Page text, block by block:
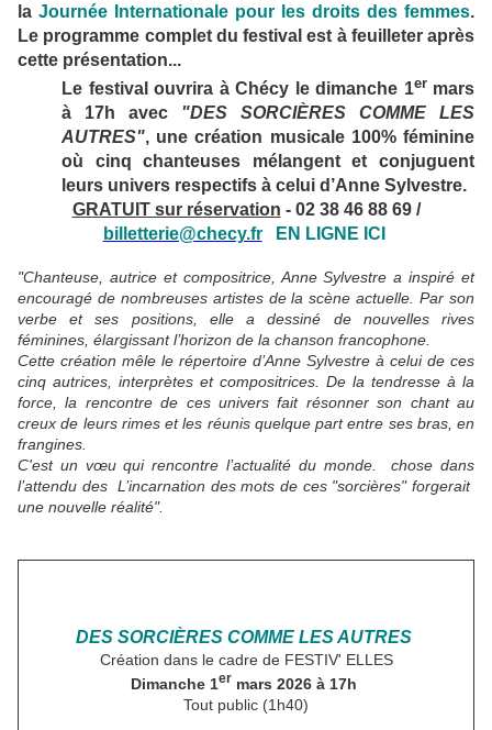
la Journée Internationale pour les droits des femmes.
Le programme complet du festival est à feuilleter après
cette présentation...
Le festival ouvrira à Chécy le dimanche 1ermars
à 17h avec "DES SORCIÈRES COMME LES
AUTRES", une création musicale 100% féminine
où cinq chanteuses mélangent et conjuguent
leurs univers respectifs à celui d’Anne Sylvestre.
GRATUIT sur réservation - 02 38 46 88 69 /
billetterie@checy.fr
EN LIGNE ICI
"Chanteuse, autrice et compositrice, Anne Sylvestre a inspiré et
encouragé de nombreuses artistes de la scène actuelle. Par son
verbe et ses positions, elle a dessiné de nouvelles rives
féminines, élargissant l’horizon de la chanson francophone.
Cette création mêle le répertoire d’Anne Sylvestre à celui de ces
cinq autrices, interprètes et compositrices. De la tendresse à la
force, la rencontre de ces univers fait résonner son chant au
creux de leurs rimes et les réunis quelque part entre ses bras, en
frangines.
C'est un vœu qui rencontre l’actualité du monde. chose dans
l’attendu des L’incarnation des mots de ces "sorcières" forgerait
une nouvelle réalité".
DES SORCIÈRES COMME LES AUTRES
Création dans le cadre de FESTIV' ELLES
Dimanche 1er mars 2026 à 17h
Tout public (1h40)